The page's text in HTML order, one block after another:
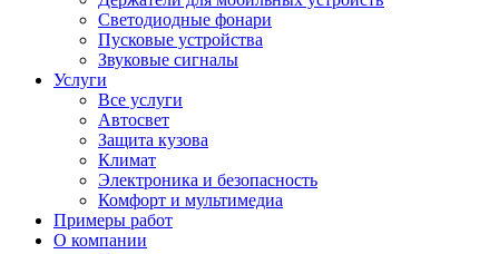
Светодиодные фонари
Пусковые устройства
Звуковые сигналы
Услуги
Все услуги
Автосвет
Защита кузова
Климат
Электроника и безопасность
Комфорт и мультимедиа
Примеры работ
О компании